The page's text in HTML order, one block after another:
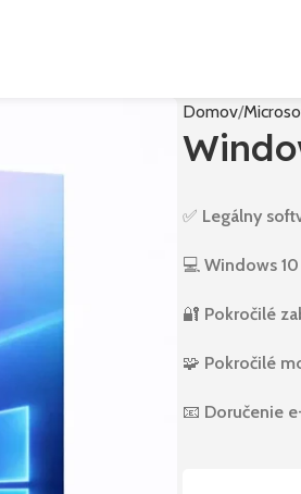
Domov
✅ Legálny
💻 Windows 10
🔐 Pokročilé
🧩 Pokročilé
📧 Doručenie